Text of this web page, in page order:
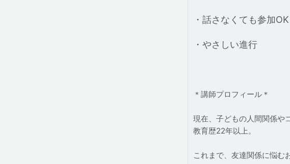
・話さなくても参加OK
・やさしい進行
＊講師プロフィール＊
現在、子どもの人間関係や
教育歴22年以上。
これまで、友達関係に悩む